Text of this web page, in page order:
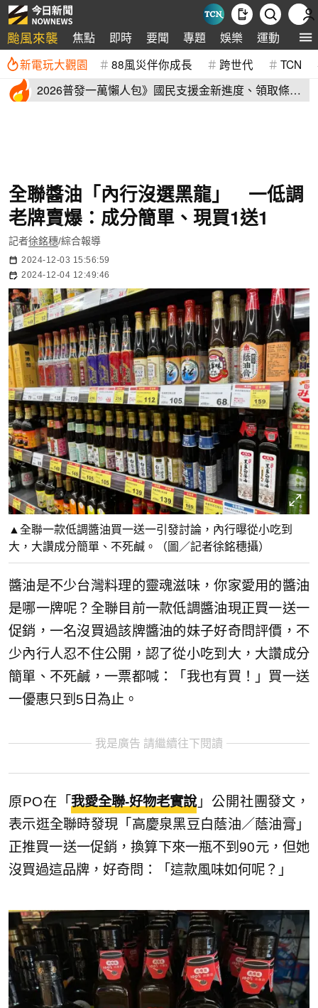
颱風來襲 焦點 即時 要聞 專題 娛樂 運動 全球
新電玩大觀園 88風災伴你成長 跨世代 TCN
2026普發一萬懶人包》國民支援金新進度、領取條
全聯醬油「內行沒選黑龍」 一低調
老牌賣爆：成分簡單、現買1送1
記者徐銘穗/綜合報導
2024-12-03 15:56:59
2024-12-04 12:49:46
▲全聯一款低調醬油買一送一引發討論，內行曝從小吃到
大，大讚成分簡單、不死鹹。（圖／記者徐銘穗攝）
醬油是不少台灣料理的靈魂滋味，你家愛用的醬油
是哪一牌呢？全聯目前一款低調醬油現正買一送一
促銷，一名沒買過該牌醬油的妹子好奇問評價，不
少內行人忍不住公開，認了從小吃到大，大讚成分
簡單、不死鹹，一票都喊：「我也有買！」買一送
一優惠只到5日為止。
我是廣告 請繼續往下閱讀
原PO在「我愛全聯-好物老實說」公開社團發文，
表示逛全聯時發現「高慶泉黑豆白蔭油／蔭油膏」
正推買一送一促銷，換算下來一瓶不到90元，但她
沒買過這品牌，好奇問：「這款風味如何呢？」